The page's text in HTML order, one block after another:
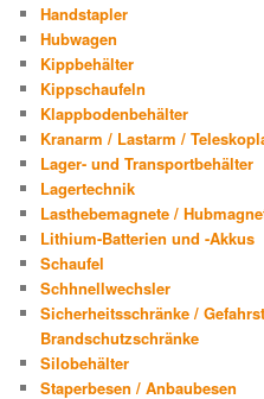
Handstapler
Hubwagen
Kippbehälter
Kippschaufeln
Klappbodenbehälter
Kranarm / Lastarm /
Lager- und Transportbehälter
Lagertechnik
Lasthebemagnete /
Lithium-Batterien und -Akkus
Schaufel
Schhnellwechsler
Sicherheitsschränke /
Brandschutzschränke
Silobehälter
Staperbesen / Anbaubesen